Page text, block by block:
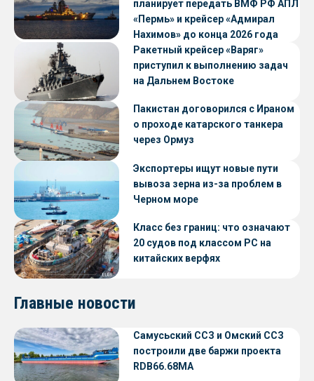
планирует передать ВМФ РФ АПЛ
«Пермь» и крейсер «Адмирал
Нахимов» до конца 2026 года
Ракетный крейсер «Варяг»
приступил к выполнению задач
на Дальнем Востоке
Пакистан договорился с Ираном
о проходе катарского танкера
через Ормуз
Экспортеры ищут новые пути
вывоза зерна из-за проблем в
Черном море
Класс без границ: что означают
20 судов под классом РС на
китайских верфях
Главные новости
Самусьский ССЗ и Омский ССЗ
построили две баржи проекта
RDB66.68МА